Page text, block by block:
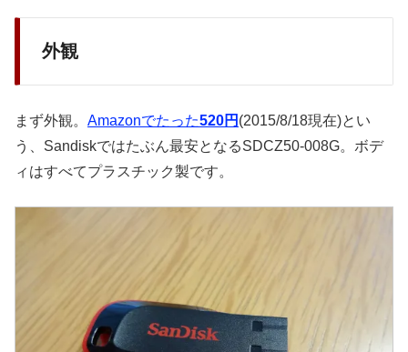
外観
まず外観。 Amazonでたった520円 (2015/8/18現在)とい
う、Sandiskではたぶん最安となるSDCZ50-008G。ボデ
ィはすべてプラスチック製です。